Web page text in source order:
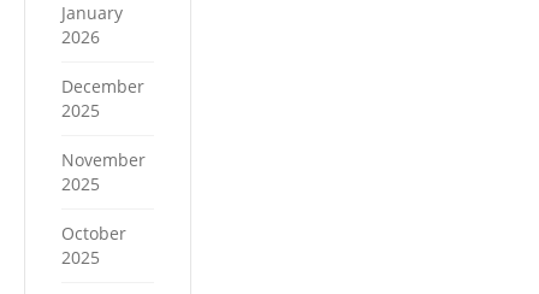
January
2026
December
2025
November
2025
October
2025